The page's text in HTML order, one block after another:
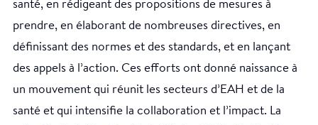
santé, en rédigeant des propositions de mesures à
prendre, en élaborant de nombreuses directives, en
définissant des normes et des standards, et en lançant
des appels à l’action. Ces efforts ont donné naissance à
un mouvement qui réunit les secteurs d’EAH et de la
santé et qui intensifie la collaboration et l’impact. La